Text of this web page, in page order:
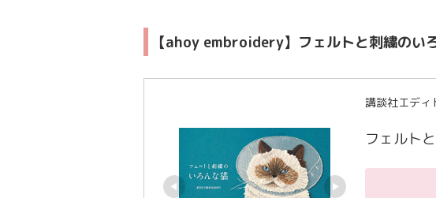
【ahoy embroidery】フェルトと刺繍のい
講談社エディ
フェルト